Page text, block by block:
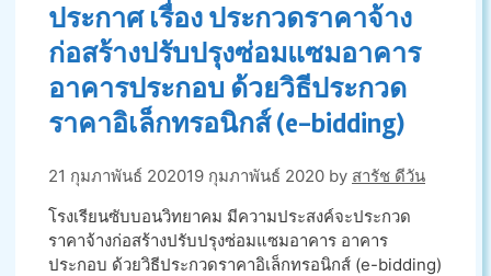
ประกาศ เรื่อง ประกวดราคาจ้าง
ก่อสร้างปรับปรุงซ่อมแซมอาคาร
อาคารประกอบ ด้วยวิธีประกวด
ราคาอิเล็กทรอนิกส์ (e-bidding)
21 กุมภาพันธ์ 202019 กุมภาพันธ์ 2020 by สารัช ดีวัน
โรงเรียนซับบอนวิทยาคม มีความประสงค์จะประกวด
ราคาจ้างก่อสร้างปรับปรุงซ่อมแซมอาคาร อาคาร
ประกอบ ด้วยวิธีประกวดราคาอิเล็กทรอนิกส์ (e-bidding)